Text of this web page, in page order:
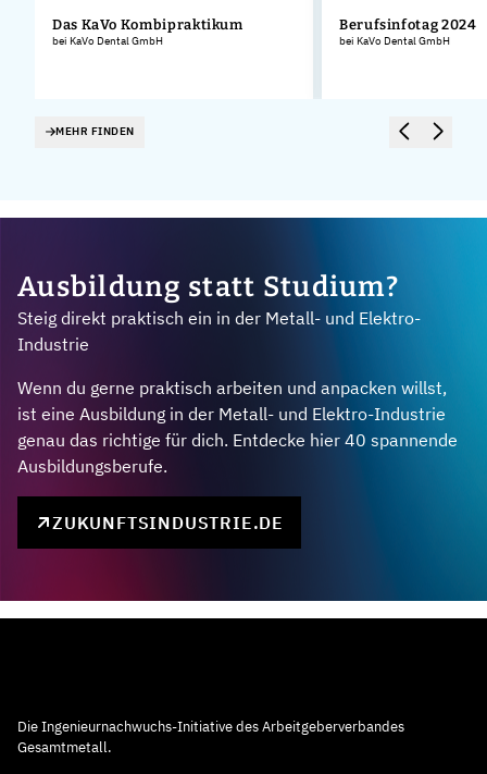
Das KaVo Kombipraktikum
bei KaVo Dental GmbH
Berufsinfotag 2024
bei KaVo Dental GmbH
MEHR FINDEN
Ausbildung statt Studium?
Steig direkt praktisch ein in der Metall- und Elektro-
Industrie
Wenn du gerne praktisch arbeiten und anpacken willst,
ist eine Ausbildung in der Metall- und Elektro-Industrie
genau das richtige für dich. Entdecke hier 40 spannende
Ausbildungsberufe.
ZUKUNFTSINDUSTRIE.DE
Die Ingenieurnachwuchs-Initiative des Arbeitgeberverbandes
Gesamtmetall.